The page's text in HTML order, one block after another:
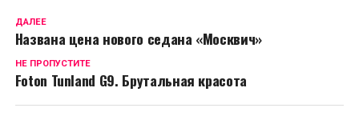
ДАЛЕЕ
Названа цена нового седана «Москвич»
НЕ ПРОПУСТИТЕ
Foton Tunland G9. Брутальная красота